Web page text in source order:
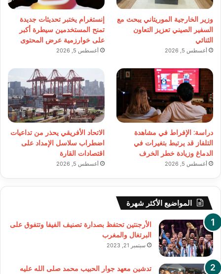
وزير الخارجية الموريتاني يبحث مع
السفير الصيني تعزيز التعاون
الثنائي
أغسطس 5, 2026
إنستغرام يختبر تحديثات جديدة
تمنح المستخدمين سيطرة أكبر
على خوارزمية عرض المحتوى
أغسطس 5, 2026
دراسة: الإفراط في مشاهدة
التلفاز قد يرتبط بتغيرات في
الدماغ وزيادة خطر الخرف
أغسطس 5, 2026
الاتحاد الأفريقي يحذر من تداعيات
اضطراب سلاسل الإمداد على
اقتصادات القارة
أغسطس 5, 2026
المواضيع الأكثر شهرة
الأرجنتين تحتفظ بصدارة تصنيف الفيفا وتتفوق على
البرتغال والمغرب
سبتمبر 21, 2023
تدشين معهد جوار الحبيب محمد صلى الله عليه